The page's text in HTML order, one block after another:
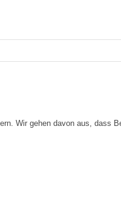
Wir gehen davon aus, dass